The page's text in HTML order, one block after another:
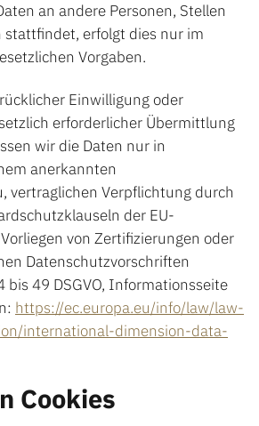
an andere Personen, Stellen
stattfindet, erfolgt dies nur im
Vorgaben.
Einwilligung oder
erforderlicher Übermittlung
wir die Daten nur in
anerkannten
vertraglichen Verpflichtung durch
der EU-
von Zertifizierungen oder
Datenschutzvorschriften
bis 49 DSGVO, Informationsseite
https://ec.europa.eu/info/law/law-
international-dimension-data-
Cookies